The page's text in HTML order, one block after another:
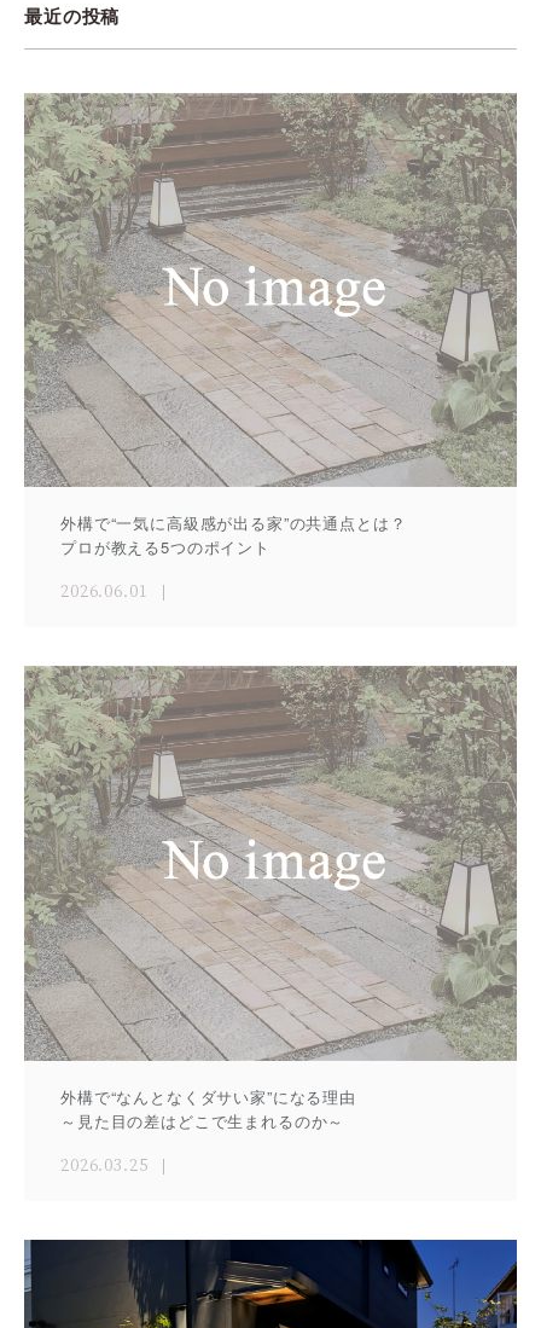
最近の投稿
外構で“一気に高級感が出る家”の共通点とは？
プロが教える5つのポイント
2026.06.01
外構で“なんとなくダサい家”になる理由
～見た目の差はどこで生まれるのか～
2026.03.25